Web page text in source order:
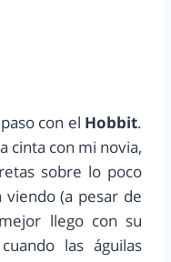
con el Hobbit.
cinta con mi novia,
sobre lo poco
(a pesar de
llego con su
las águilas